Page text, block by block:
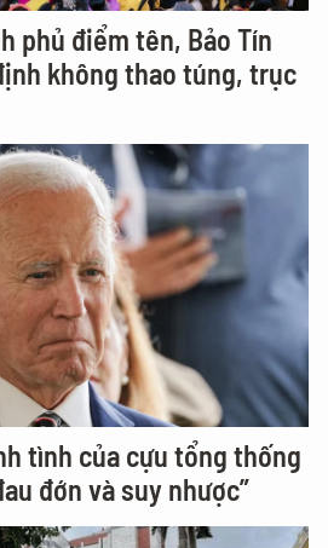
phủ điểm tên, Bảo Tín
không thao túng, trục
tình của cựu tổng thống
đớn và suy nhược”